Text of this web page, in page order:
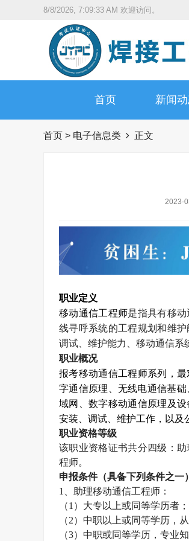
8/8/2026, 7:09:35 AM 欢迎访问。
首页 新闻
首页 > 电子信息类 正文
2023-
职业定义
移动通信工程师是指具有移
线寻呼系统的工程规划和维
调试、维护能力、移动通信系
职业概况
报考移动通信工程师系列，
字通信原理、无线电通信基
域网、数字移动通信原理及
安装、调试、维护工作，以
职业资格等级
该职业资格证书共分四级：
程师。
申报条件（具备下列条件之一）
1
、助理移动通信工程师：
（1 ）大专以上或同等学历者；
（2）中职以上或同等学历，
（3）中职或同等学历，专业